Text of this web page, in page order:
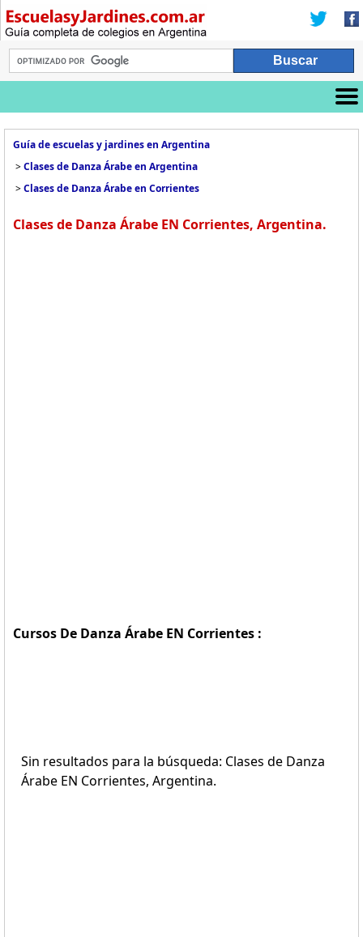
Guía de escuelas y jardines en Argentina
>Clases de Danza Árabe en Argentina
>Clases de Danza Árabe en Corrientes
Clases de Danza Árabe EN Corrientes, Argentina.
Cursos De Danza Árabe EN Corrientes :
Sin resultados para la búsqueda: Clases de Danza
Árabe EN Corrientes, Argentina.